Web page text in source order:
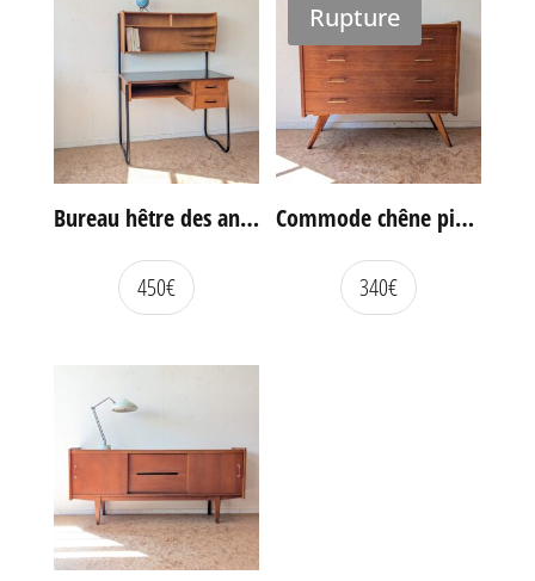
Bureau hêtre des années 60
450€
Rupture
Commode chêne pieds compas vintage
340€